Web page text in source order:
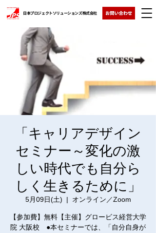
日本プロジェクトソリューションズ株式会社
「キャリアデザイン
セミナー～変化の激
しい時代でも自分ら
しく生きるために」
5月09日(土)
  |
オンライン／Zoom
【参加費】無料【主催】グロービス経営大学
院 大阪校 ●本セミナーでは、「自分自身が